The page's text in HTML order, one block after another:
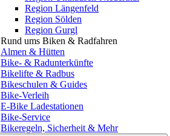
Region Längenfeld
Region Sölden
Region Gurgl
Rund ums Biken & Radfahren
Almen & Hütten
Bike- & Radunterkünfte
Bikelifte & Radbus
Bikeschulen & Guides
Bike-Verleih
E-Bike Ladestationen
Bike-Service
Bikeregeln, Sicherheit & Mehr